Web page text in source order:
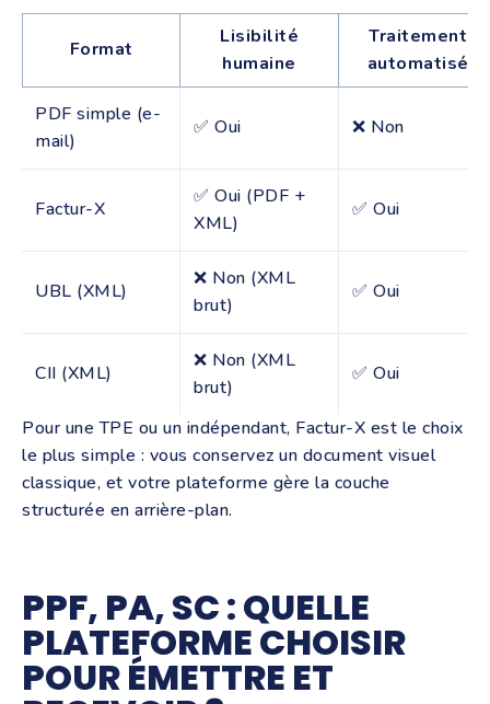
Format
Lisibilité
humaine
Traitement
automatisé
PDF simple (e-
mail)
✅ Oui ❌ Non
Factur-X
✅ Oui (PDF +
XML)
✅ Oui
UBL (XML)
❌ Non (XML
brut)
✅ Oui
CII (XML)
❌ Non (XML
brut)
✅ Oui
Pour une TPE ou un indépendant, Factur-X est le choix
le plus simple : vous conservez un document visuel
classique, et votre plateforme gère la couche
structurée en arrière-plan.
PPF, PA, SC : QUELLE
PLATEFORME CHOISIR
POUR ÉMETTRE ET